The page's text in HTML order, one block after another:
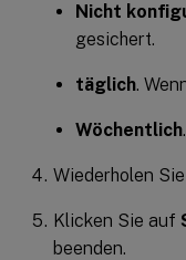
Nicht
gesichert.
täglich.
Wöchentlich
Wiederholen
Klicken Sie auf
beenden.